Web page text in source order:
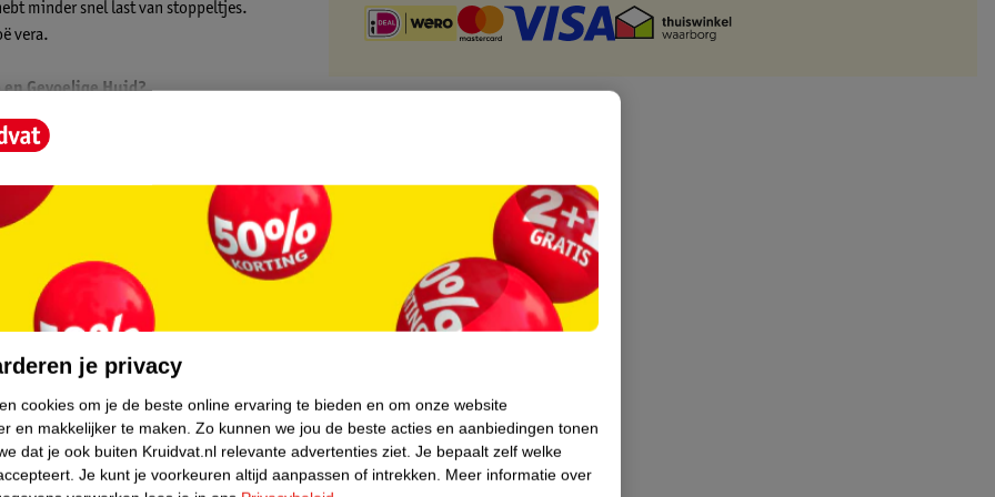
minder snel last van stoppeltjes.
vera.
Gevoelige Huid?
door.
de haren al loslaten. Zo niet, laat de
Houd de tijd goed bij. Verwijder de
zonder zeep te gebruiken.
is geschikt voor je bikinilijn, armen,
op spataderen of puistjes, of op
allergische reactie heeft vertoond bij
24 uur geen huidreactie ontstaat, kun je
je privacy
cookies om je de beste online ervaring te bieden en om onze website
en makkelijker te maken. Zo kunnen we jou de beste acties en aanbiedingen tonen
dat je ook buiten Kruidvat.nl relevante advertenties ziet. Je bepaalt zelf welke
Je kunt je voorkeuren altijd aanpassen of intrekken. Meer informatie over